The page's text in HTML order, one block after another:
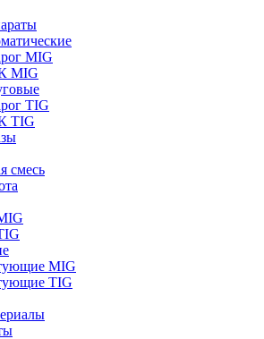
MIG
MIG
TIG
TIG
смесь
MIG
TIG